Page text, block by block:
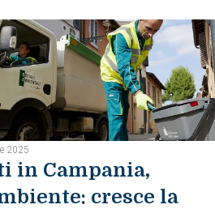
2025
in Campania,
cresce la